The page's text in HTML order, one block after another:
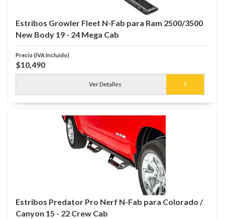
Estribos Growler Fleet N-Fab para Ram 2500/3500
New Body 19 - 24 Mega Cab
$10,490
Ver Detalles
Estribos Predator Pro Nerf N-Fab para Colorado /
Canyon 15 - 22 Crew Cab